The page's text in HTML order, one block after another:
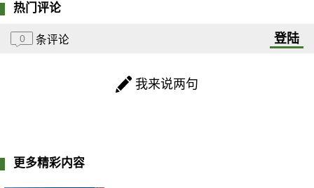
热门评论
0 条评论 登陆
我来说两句
更多精彩内容